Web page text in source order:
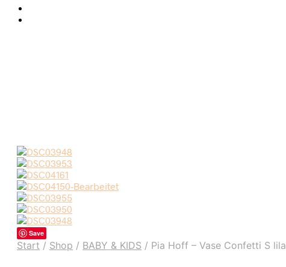
Save
Start / Shop / BABY & KIDS / Pia Hoff – Vase Confetti S lila